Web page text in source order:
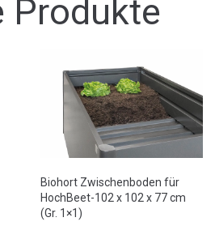
Produkte
Biohort Zwischenboden für
HochBeet-102 x 102 x 77 cm
(Gr. 1×1)